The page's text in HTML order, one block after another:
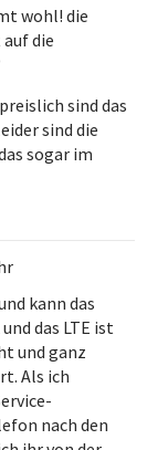
wohl! die
die
sind das
sind die
sogar im
kann das
das LTE ist
und ganz
Als ich
nach den